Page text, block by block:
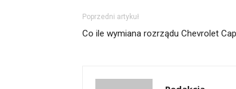
Poprzedni artykuł
Co ile wymiana rozrządu Chevrolet